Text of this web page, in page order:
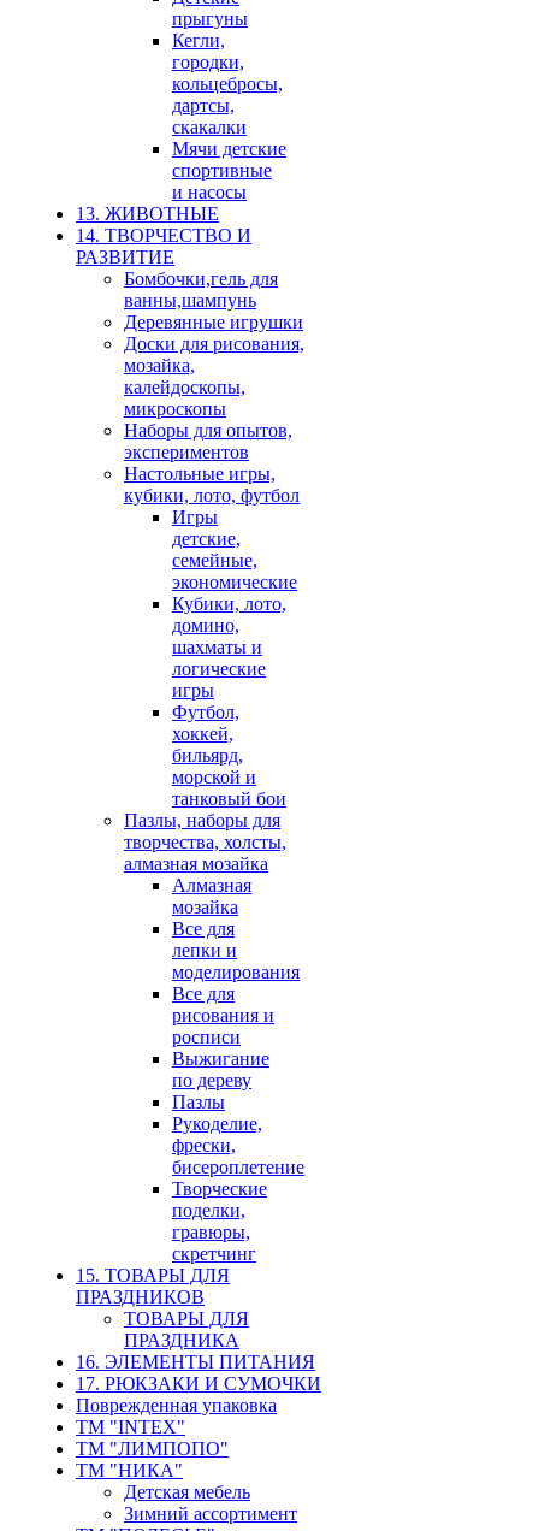
прыгуны
Кегли,
городки,
кольцебросы,
дартсы,
скакалки
Мячи детские
спортивные
и насосы
13. ЖИВОТНЫЕ
14. ТВОРЧЕСТВО И
РАЗВИТИЕ
Бомбочки,гель для
ванны,шампунь
Деревянные игрушки
Доски для рисования,
мозайка,
калейдоскопы,
микроскопы
Наборы для опытов,
экспериментов
Настольные игры,
кубики, лото, футбол
Игры
детские,
семейные,
экономические
Кубики, лото,
домино,
шахматы и
логические
игры
Футбол,
хоккей,
бильярд,
морской и
танковый бои
Пазлы, наборы для
творчества, холсты,
алмазная мозайка
Алмазная
мозайка
Все для
лепки и
моделирования
Все для
рисования и
росписи
Выжигание
по дереву
Пазлы
Рукоделие,
фрески,
бисероплетение
Творческие
поделки,
гравюры,
скретчинг
15. ТОВАРЫ ДЛЯ
ПРАЗДНИКОВ
ТОВАРЫ ДЛЯ
ПРАЗДНИКА
16. ЭЛЕМЕНТЫ ПИТАНИЯ
17. РЮКЗАКИ И СУМОЧКИ
Поврежденная упаковка
ТМ "INTEX"
ТМ "ЛИМПОПО"
ТМ "НИКА"
Детская мебель
Зимний ассортимент